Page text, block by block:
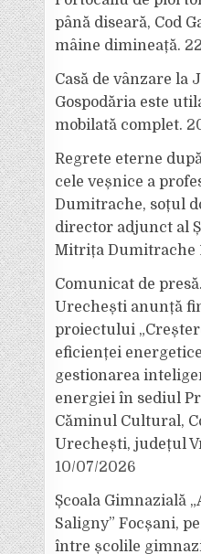
până diseară, Cod
mâine dimineață.
Casă de vânzare la
Gospodăria este
mobilată complet.
Regrete eterne
cele veșnice a
Dumitrache, soțul
director adjunct al
Mitrița Dumitrache
Comunicat de
Urechești anunță
proiectului
eficienței
gestionarea
energiei în sediul
Căminul Cultural,
Urechești, județul
10/07/2026
Școala Gimnazială
Saligny” Focșani,
între școlile